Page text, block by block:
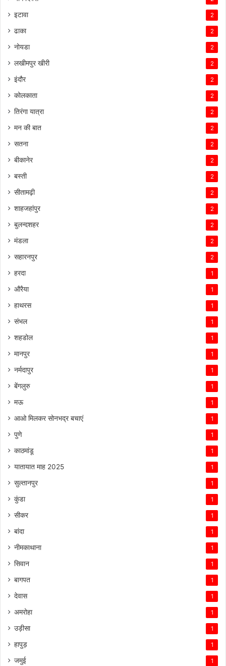
इटावा 2
ढाका 2
नोयडा 2
लखीमपुर खीरी 2
इंदौर 2
कोलकाता 2
तिरंगा यात्रा 2
मन की बात 2
सतना 2
बीकानेर 2
बस्ती 2
सीतामढ़ी 2
शाहजहांपुर 2
बुलन्दशहर 2
मंडला 2
सहारनपुर 2
हरदा 1
औरैया 1
हाथरस 1
संभल 1
शहडोल 1
मानपुर 1
नर्मदापुर 1
बेंगलुरु 1
मऊ 1
आओ मिलकर सोनभद्र बचाएं 1
पुणे 1
काठमांडू 1
यातायात माह 2025 1
सुल्तानपुर 1
कुंडा 1
सीकर 1
बांदा 1
नीमकाथाना 1
सिवान 1
बागपत 1
देवास 1
अमरोहा 1
उड़ीसा 1
हापुड़ 1
जमुई 1